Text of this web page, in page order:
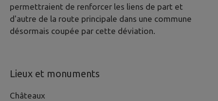
permettraient de renforcer les liens de part et
d'autre de la route principale dans une commune
désormais coupée par cette déviation.
Lieux et monuments
Châteaux